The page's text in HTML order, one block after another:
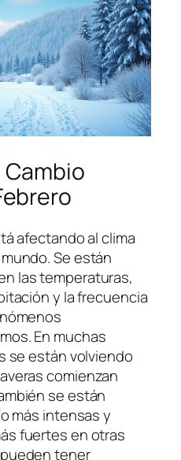
Cambio
afectando al clima
Se están
las temperaturas,
y la frecuencia
En muchas
se están volviendo
comienzan
se están
más intensas y
fuertes en otras
tener